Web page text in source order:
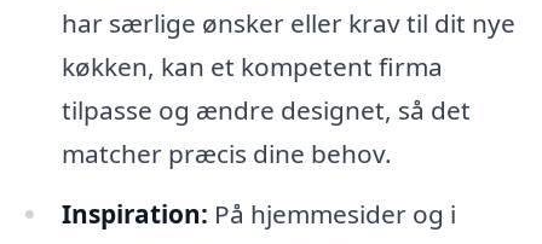
har særlige ønsker eller krav til dit nye
køkken, kan et kompetent firma
tilpasse og ændre designet, så det
matcher præcis dine behov.
Inspiration: På hjemmesider og i